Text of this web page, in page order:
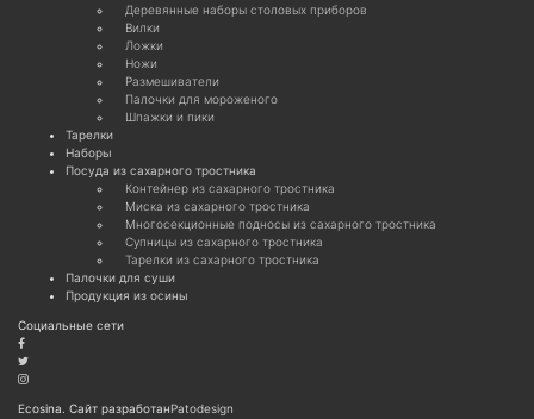
Деревянные наборы столовых приборов
Вилки
Ложки
Ножи
Размешиватели
Палочки для мороженого
Шпажки и пики
Тарелки
Наборы
Посуда из сахарного тростника
Контейнер из сахарного тростника
Миска из сахарного тростника
Многосекционные подносы из сахарного тростника
Супницы из сахарного тростника
Тарелки из сахарного тростника
Палочки для суши
Продукция из осины
Социальные сети
Ecosina. Сайт разработанPatodesign